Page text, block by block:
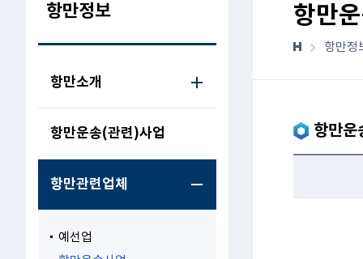
항만정보
항만소개
항만운송(관련)사업
항만관련업체
예선업
항만
항만정
항만운